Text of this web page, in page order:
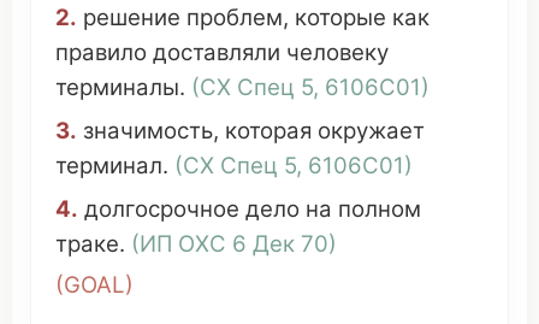
2. решение проблем, которые как
правило доставляли человеку
терминалы. (СХ Спец 5, 6106С01)
3. значимость, которая окружает
терминал. (СХ Спец 5, 6106С01)
4. долгосрочное дело на полном
траке. (ИП ОХС 6 Дек 70)
(GOAL)